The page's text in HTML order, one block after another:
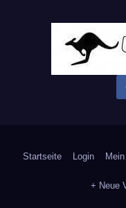
Startseite Login
+ Neue